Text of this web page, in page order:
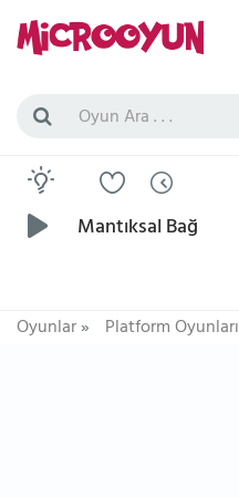
Mantıksal Bağ
Oyunlar» Platform Oyunları